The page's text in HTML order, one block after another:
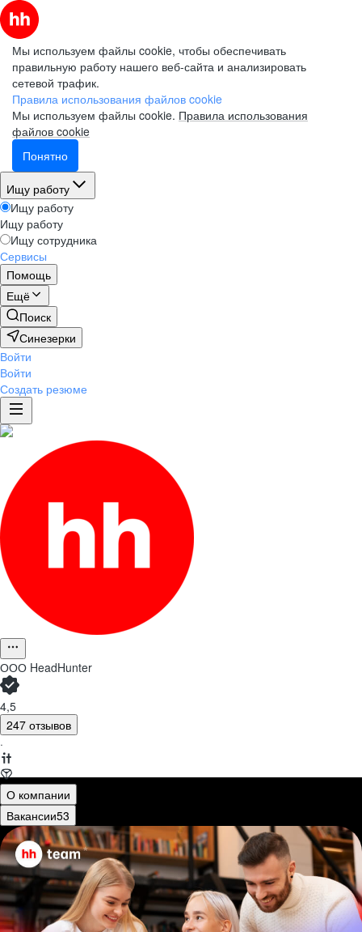
Мы используем файлы cookie, чтобы обеспечивать
правильную работу нашего веб-сайта и анализировать
сетевой трафик.
Правила использования файлов cookie
Мы используем файлы cookie. Правила использования
файлов cookie
Понятно
Ищу работу
Ищу работу
Ищу работу
Ищу сотрудника
Сервисы
Помощь
Ещё
Поиск
Синезерки
Войти
Войти
Создать резюме
ООО HeadHunter
4,5
247 отзывов
·
О компании
Вакансии53